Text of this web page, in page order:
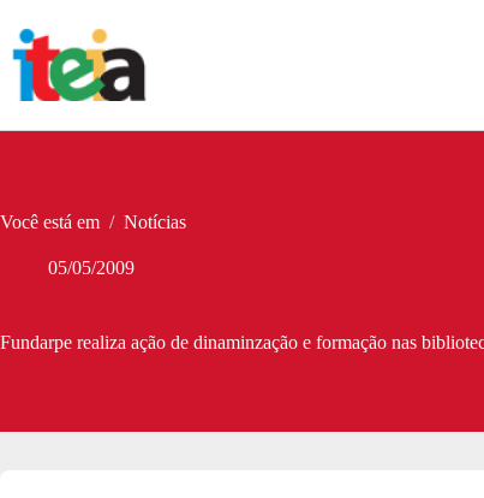
para
conteúdo
Você está em / Notícias
05/05/2009
Fundarpe realiza ação de dinaminzação e formação nas